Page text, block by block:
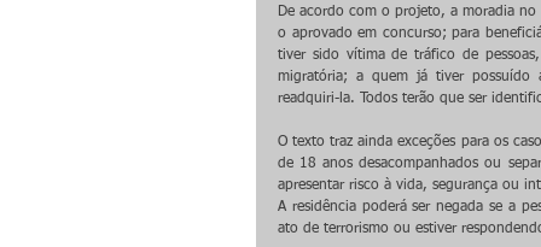
De acordo com o projeto, a moradia no
o aprovado em concurso; para
tiver sido vítima de tráfico de
migratória; a quem já tiver possuído
readquiri-la. Todos terão que ser
O texto traz ainda exceções para os
de 18 anos desacompanhados ou
apresentar risco à vida, segurança ou
A residência poderá ser negada se a
ato de terrorismo ou estiver